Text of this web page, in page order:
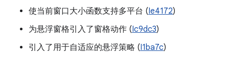
使当前窗口大小函数支持多平台 (Ie4172)
为悬浮窗格引入了窗格动作 (Ic9dc3)
引入了用于自适应的悬浮策略 (I1ba7c)